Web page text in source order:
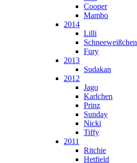
Cooper
Mambo
2014
Lilli
Schneeweißchen
Fury
2013
Sudakan
2012
Jago
Karlchen
Prinz
Sunday
Nicki
Tiffy
2011
Ritchie
Hetfield